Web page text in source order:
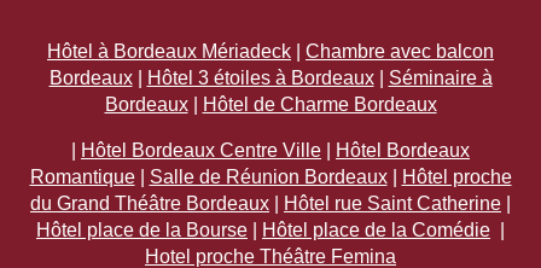
Hôtel à Bordeaux Mériadeck
Chambre avec balcon
Bordeaux| Hôtel 3 étoiles à Bordeaux| Séminaire à
Bordeaux| Hôtel de Charme Bordeaux
Hôtel Bordeaux Centre Ville
Hôtel Bordeaux
Romantique| Salle de Réunion Bordeaux|
Hôtel proche
du Grand Théâtre Bordeaux
Hôtel rue Saint Catherine
Hôtel place de la Bourse
Hôtel place de la Comédie
Hotel proche Théâtre Femina